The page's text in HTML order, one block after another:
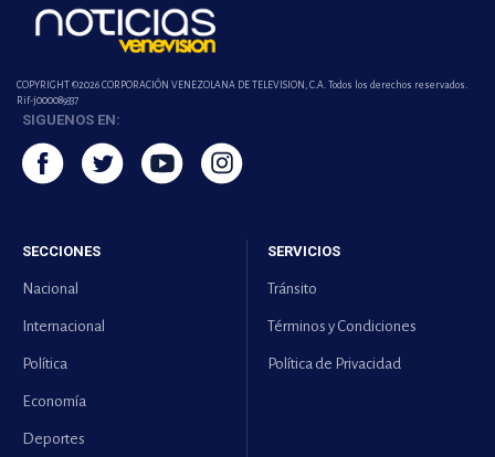
COPYRIGHT ©2026 CORPORACIÓN VENEZOLANA DE TELEVISION, C.A. Todos los derechos reservados.
Rif-j000089337
SIGUENOS EN:
SECCIONES
Nacional
Internacional
Política
Economía
Deportes
SERVICIOS
Tránsito
Términos y Condiciones
Política de Privacidad